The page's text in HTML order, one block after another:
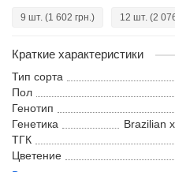
9 шт. (1 602 грн.) 12 шт. (2
Краткие характеристики
Тип сорта
Пол
Генотип
Генетика
Brazilian
ТГК
Цветение